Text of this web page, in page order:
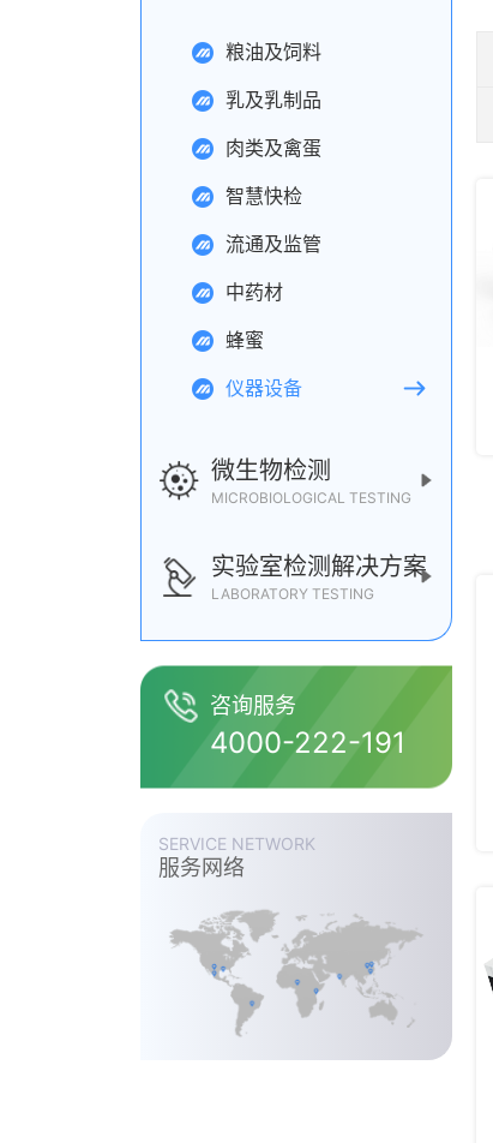
粮油及饲料
乳及乳制品
肉类及禽蛋
智慧快检
流通及监管
中药材
蜂蜜
仪器设备
微生物检测
MICROBIOLOGICAL TESTING
实验室检测解决方案
LABORATORY TESTING
咨询服务
4000-222-191
SERVICE NETWORK
服务网络